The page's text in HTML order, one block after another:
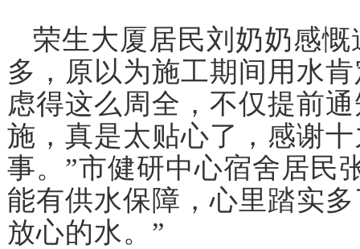
荣生大厦居民刘奶奶感
多，原以为施工期间用水
虑得这么周全，不仅提前
施，真是太贴心了，感谢
事。”市健研中心宿舍居民
能有供水保障，心里踏实
放心的水。”